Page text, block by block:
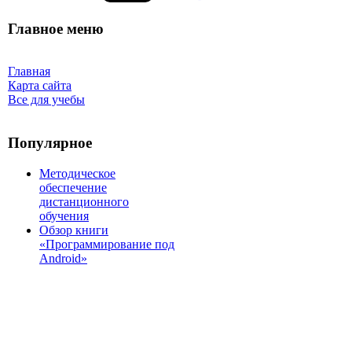
Главное меню
Главная
Карта сайта
Все для учебы
Популярное
Методическое
обеспечение
дистанционного
обучения
Обзор книги
«Программирование под
Android»